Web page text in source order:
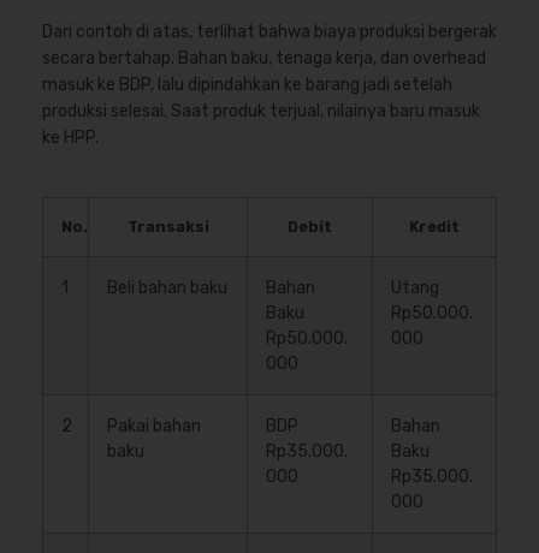
Dari contoh di atas, terlihat bahwa biaya produksi bergerak
secara bertahap. Bahan baku, tenaga kerja, dan overhead
masuk ke BDP, lalu dipindahkan ke barang jadi setelah
produksi selesai. Saat produk terjual, nilainya baru masuk
ke HPP.
No. Transaksi Debit Kredit
1 Beli bahan baku
Bahan
Baku
Rp50.000.
000
Utang
Rp50.000.
000
2
Pakai bahan
baku
BDP
Rp35.000.
000
Bahan
Baku
Rp35.000.
000